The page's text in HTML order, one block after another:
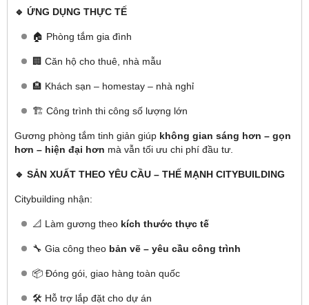
🔹 ỨNG DỤNG THỰC TẾ
🏠 Phòng tắm gia đình
🏢 Căn hộ cho thuê, nhà mẫu
🏨 Khách sạn – homestay – nhà nghỉ
🏗️ Công trình thi công số lượng lớn
Gương phòng tắm tinh giản giúp không gian sáng hơn – gọn
hơn – hiện đại hơn mà vẫn tối ưu chi phí đầu tư.
🔹 SẢN XUẤT THEO YÊU CẦU – THẾ MẠNH CITYBUILDING
Citybuilding nhận:
📐 Làm gương theo kích thước thực tế
🔧 Gia công theo bản vẽ – yêu cầu công trình
📦 Đóng gói, giao hàng toàn quốc
🛠️ Hỗ trợ lắp đặt cho dự án